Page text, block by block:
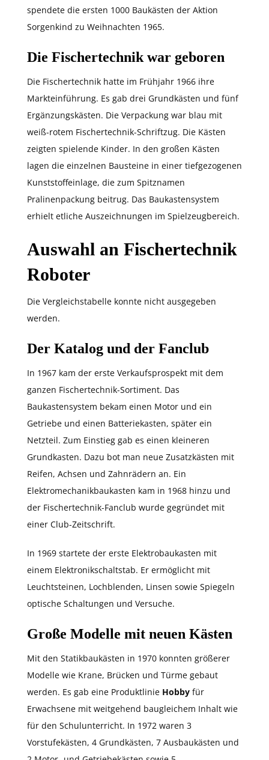
spendete die ersten 1000 Baukästen der Aktion
Sorgenkind zu Weihnachten 1965.
Die Fischertechnik war geboren
Die Fischertechnik hatte im Frühjahr 1966 ihre
Markteinführung. Es gab drei Grundkästen und fünf
Ergänzungskästen. Die Verpackung war blau mit
weiß-rotem Fischertechnik-Schriftzug. Die Kästen
zeigten spielende Kinder. In den großen Kästen
lagen die einzelnen Bausteine in einer tiefgezogenen
Kunststoffeinlage, die zum Spitznamen
Pralinenpackung beitrug. Das Baukastensystem
erhielt etliche Auszeichnungen im Spielzeugbereich.
Auswahl an Fischertechnik
Roboter
Die Vergleichstabelle konnte nicht ausgegeben
werden.
Der Katalog und der Fanclub
In 1967 kam der erste Verkaufsprospekt mit dem
ganzen Fischertechnik-Sortiment. Das
Baukastensystem bekam einen Motor und ein
Getriebe und einen Batteriekasten, später ein
Netzteil. Zum Einstieg gab es einen kleineren
Grundkasten. Dazu bot man neue Zusatzkästen mit
Reifen, Achsen und Zahnrädern an. Ein
Elektromechanikbaukasten kam in 1968 hinzu und
der Fischertechnik-Fanclub wurde gegründet mit
einer Club-Zeitschrift.
In 1969 startete der erste Elektrobaukasten mit
einem Elektronikschaltstab. Er ermöglicht mit
Leuchtsteinen, Lochblenden, Linsen sowie Spiegeln
optische Schaltungen und Versuche.
Große Modelle mit neuen Kästen
Mit den Statikbaukästen in 1970 konnten größerer
Modelle wie Krane, Brücken und Türme gebaut
werden. Es gab eine Produktlinie Hobby für
Erwachsene mit weitgehend baugleichem Inhalt wie
für den Schulunterricht. In 1972 waren 3
Vorstufekästen, 4 Grundkästen, 7 Ausbaukästen und